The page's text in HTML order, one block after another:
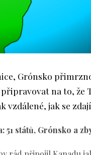
Grónsko
na to, že
vzdálené, jak se
51 států, Grónsko a